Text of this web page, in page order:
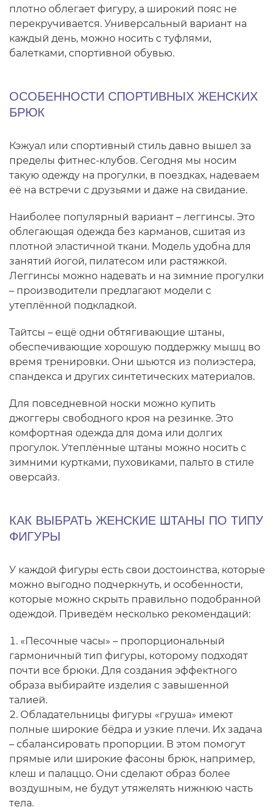
плотно облегает фигуру, а широкий пояс не
перекручивается. Универсальный вариант на
каждый день, можно носить с туфлями,
балетками, спортивной обувью.
ОСОБЕННОСТИ СПОРТИВНЫХ ЖЕНСКИХ
БРЮК
Кэжуал или спортивный стиль давно вышел за
пределы фитнес-клубов. Сегодня мы носим
такую одежду на прогулки, в поездках, надеваем
её на встречи с друзьями и даже на свидание.
Наиболее популярный вариант – леггинсы. Это
облегающая одежда без карманов, сшитая из
плотной эластичной ткани. Модель удобна для
занятий йогой, пилатесом или растяжкой.
Леггинсы можно надевать и на зимние прогулки
– производители предлагают модели с
утеплённой подкладкой.
Тайтсы – ещё одни обтягивающие штаны,
обеспечивающие хорошую поддержку мышц во
время тренировки. Они шьются из полиэстера,
спандекса и других синтетических материалов.
Для повседневной носки можно купить
джоггеры свободного кроя на резинке. Это
комфортная одежда для дома или долгих
прогулок. Утеплённые штаны можно носить с
зимними куртками, пуховиками, пальто в стиле
оверсайз.
КАК ВЫБРАТЬ ЖЕНСКИЕ ШТАНЫ ПО ТИПУ
ФИГУРЫ
У каждой фигуры есть свои достоинства, которые
можно выгодно подчеркнуть, и особенности,
которые можно скрыть правильно подобранной
одеждой. Приведём несколько рекомендаций:
«Песочные часы» – пропорциональный
гармоничный тип фигуры, которому подходят
почти все брюки. Для создания эффектного
образа выбирайте изделия с завышенной
талией.
Обладательницы фигуры «груша» имеют
полные широкие бёдра и узкие плечи. Их задача
– сбалансировать пропорции. В этом помогут
прямые или широкие фасоны брюк, например,
клеш и палаццо. Они сделают образ более
воздушным, не будут утяжелять нижнюю часть
тела.